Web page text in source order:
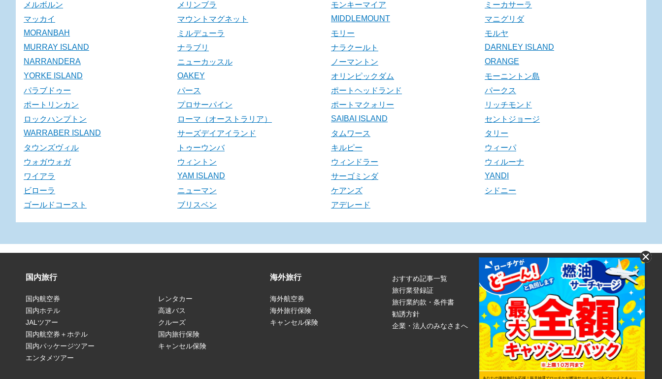
メルボルン
メリンブラ モンキーマイア
ミーカサーラ
マッカイ
マウントマグネット MIDDLEMOUNT
マニグリダ
MORANBAH
ミルデューラ モリー
モルヤ
MURRAY ISLAND
ナラブリ ナラクールト
DARNLEY ISLAND
NARRANDERA
ニューカッスル ノーマントン
ORANGE
YORKE ISLAND
OAKEY オリンピックダム
モーニントン島
パラブドゥー
パース ポートヘッドランド
パークス
ポートリンカン
プロサーパイン ポートマクォリー
リッチモンド
ロックハンプトン
ローマ（オーストラリア） SAIBAI ISLAND
セントジョージ
WARRABER ISLAND
サーズデイアイランド タムワース
タリー
タウンズヴィル
トゥーウンバ キルピー
ウィーパ
ウォガウォガ
ウィントン ウィンドラー
ウィルーナ
ワイアラ
YAM ISLAND サーゴミンダ
YANDI
ビローラ
ニューマン ケアンズ
シドニー
ゴールドコースト
ブリスベン アデレード
国内旅行
国内航空券
国内ホテル
JALツアー
国内航空券＋ホテル
国内パッケージツアー
エンタメツアー
レンタカー
高速バス
クルーズ
国内旅行保険
キャンセル保険
海外旅行
海外航空券
海外旅行保険
キャンセル保険
おすすめ記事一覧
旅行業登録証
旅行業約款・条件書
勧誘方針
企業・法人のみなさまへ
株式会社ローソンエンタテインメント
利用規約
ローソンWEB会員規約
個人情報の取り扱いについて
個人情報保護方針